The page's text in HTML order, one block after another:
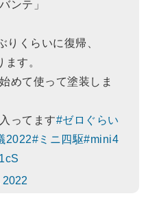
ンテ」
くらいに復帰、
す。
めて使って塗装しま
ってます#ゼロぐらい
2022#ミニ四駆#mini4
2022